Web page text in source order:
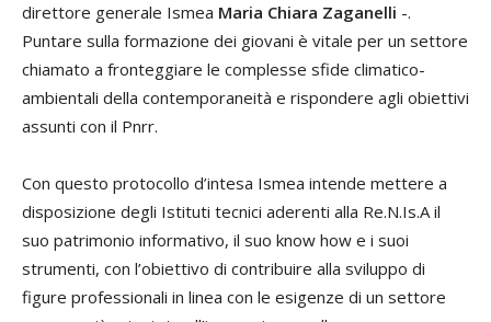
direttore generale Ismea Maria Chiara Zaganelli -.
Puntare sulla formazione dei giovani è vitale per un settore
chiamato a fronteggiare le complesse sfide climatico-
ambientali della contemporaneità e rispondere agli obiettivi
assunti con il Pnrr.
Con questo protocollo d’intesa Ismea intende mettere a
disposizione degli Istituti tecnici aderenti alla Re.N.Is.A il
suo patrimonio informativo, il suo know how e i suoi
strumenti, con l’obiettivo di contribuire alla sviluppo di
figure professionali in linea con le esigenze di un settore